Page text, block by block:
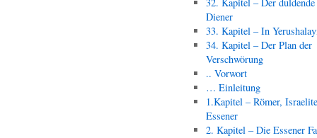
Diener
33. Kapitel – In
34. Kapitel – Der Plan der
Verschwörung
.. Vorwort
… Einleitung
1.Kapitel – Römer,
Essener
2. Kapitel – Die Essener